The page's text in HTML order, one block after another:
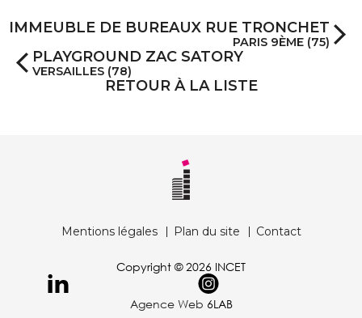
PLAYGROUND ZAC SATORY
VERSAILLES (78)
RETOUR À LA LISTE
IMMEUBLE DE BUREAUX RUE TRONCHET
PARIS 9ÈME (75)
Mentions légales Plan du site Contact
Copyright © 2026 INCET
Agence Web 6LAB